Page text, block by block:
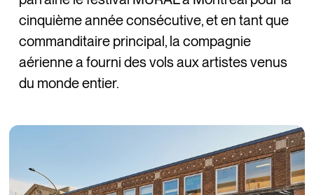
cinquième année consécutive, et en tant que
commanditaire principal, la compagnie
aérienne a fourni des vols aux artistes venus
du monde entier.